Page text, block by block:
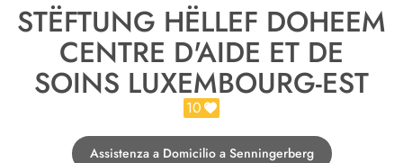
STËFTUNG HËLLEF DOHEEM
CENTRE D'AIDE ET DE
SOINS LUXEMBOURG-EST
10
Assistenza a Domicilio a Senningerberg